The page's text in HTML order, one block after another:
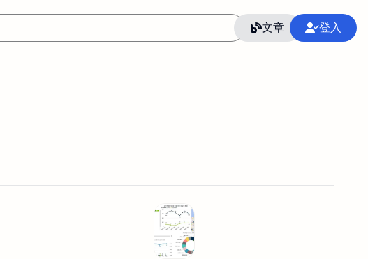
文章 登入
插畫
服務項目
品牌導航專家 3D製圖設計